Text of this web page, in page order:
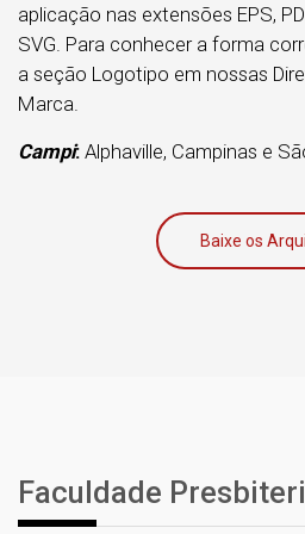
aplicação nas extensões EPS,
SVG. Para conhecer a forma
a seção Logotipo em nossas
Marca.
Campi: Alphaville, Campinas e
Baixe os
Faculdade